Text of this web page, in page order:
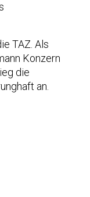
TAZ. Als
Konzern
die
an.